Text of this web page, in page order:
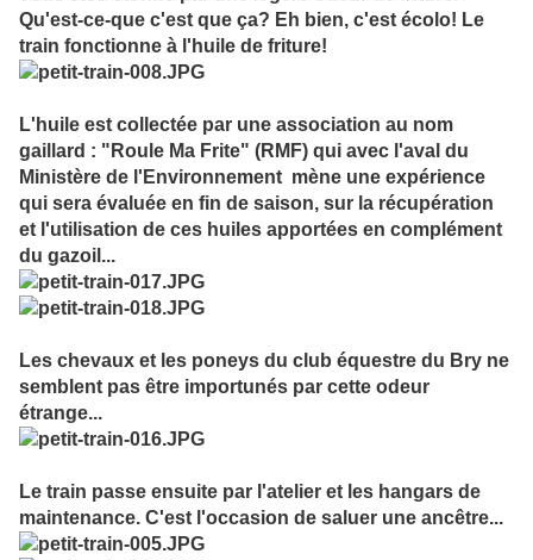
Qu'est-ce-que c'est que ça? Eh bien, c'est écolo! Le
train fonctionne à l'huile de friture!
L'huile est collectée par une association au nom
gaillard : "Roule Ma Frite" (RMF) qui avec l'aval du
Ministère de l'Environnement mène une expérience
qui sera évaluée en fin de saison, sur la récupération
et l'utilisation de ces huiles apportées en complément
du gazoil...
Les chevaux et les poneys du club équestre du Bry ne
semblent pas être importunés par cette odeur
étrange...
Le train passe ensuite par l'atelier et les hangars de
maintenance. C'est l'occasion de saluer une ancêtre...